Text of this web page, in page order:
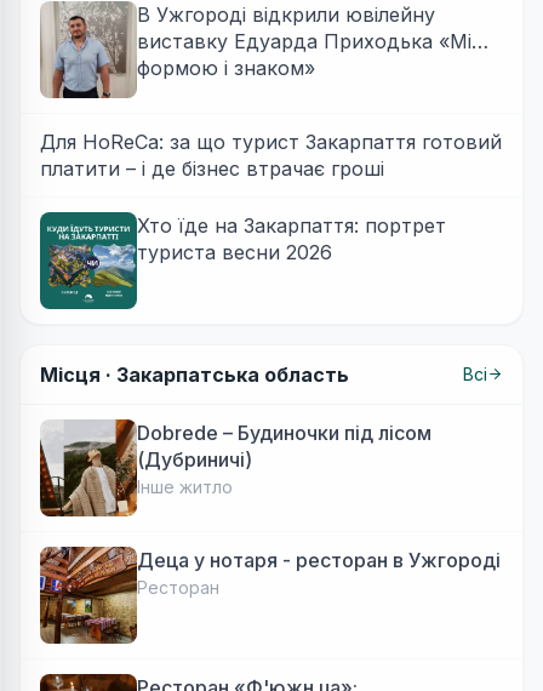
В Ужгороді відкрили ювілейну
виставку Едуарда Приходька «Між
формою і знаком»
Для HoReCa: за що турист Закарпаття готовий
платити – і де бізнес втрачає гроші
Хто їде на Закарпаття: портрет
туриста весни 2026
Місця · Закарпатська область Всі
Dobrede – Будиночки під лісом
(Дубриничі)
Інше житло
Деца у нотаря - ресторан в Ужгороді
Ресторан